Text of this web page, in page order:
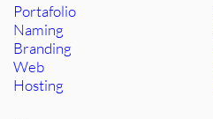
Portafolio
Naming
Branding
Web
Hosting